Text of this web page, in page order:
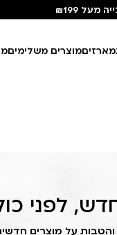
₪199
מארזיםמוצרים משלימים
לפני
והטבות על מוצרים